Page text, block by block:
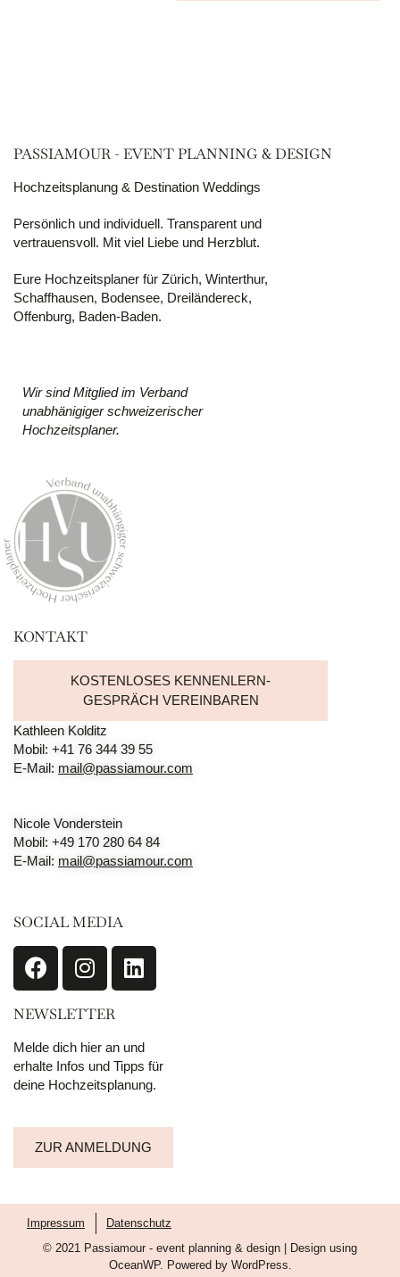
PASSIAMOUR - EVENT PLANNING & DESIGN
Hochzeitsplanung & Destination Weddings
Persönlich und individuell. Transparent und
vertrauensvoll. Mit viel Liebe und Herzblut.
Eure Hochzeitsplaner für Zürich, Winterthur,
Schaffhausen, Bodensee, Dreiländereck,
Offenburg, Baden-Baden.
Wir sind Mitglied im Verband
unabhänigiger schweizerischer
Hochzeitsplaner.
KONTAKT
KOSTENLOSES KENNENLERN-
GESPRÄCH VEREINBAREN
Kathleen Kolditz
Mobil: +41 76 344 39 55
E-Mail: mail@passiamour.com
Nicole Vonderstein
Mobil: +49 170 280 64 84
E-Mail: mail@passiamour.com
SOCIAL MEDIA
NEWSLETTER
Melde dich hier an und
erhalte Infos und Tipps für
deine Hochzeitsplanung.
ZUR ANMELDUNG
Impressum
Datenschutz
© 2021 Passiamour - event planning & design | Design using
OceanWP. Powered by WordPress.